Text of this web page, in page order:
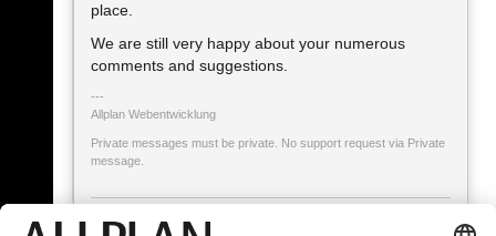
place.
We are still very happy about your numerous
comments and suggestions.
Allplan Webentwicklung
Private messages must be private. No support request via Private
message.